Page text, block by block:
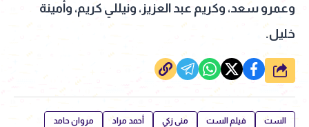
وعمرو سعد، وكريم عبد العزيز، ونيللي كريم، وأمينة
خليل.
شارك
الست فيلم الست منى زكي أحمد مراد مروان حامد